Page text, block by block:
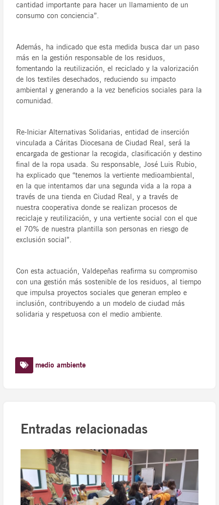
cantidad importante para hacer un llamamiento de un
consumo con conciencia”.
Además, ha indicado que esta medida busca dar un paso
más en la gestión responsable de los residuos,
fomentando la reutilización, el reciclado y la valorización
de los textiles desechados, reduciendo su impacto
ambiental y generando a la vez beneficios sociales para la
comunidad.
Re-Iniciar Alternativas Solidarias, entidad de inserción
vinculada a Cáritas Diocesana de Ciudad Real, será la
encargada de gestionar la recogida, clasificación y destino
final de la ropa usada. Su responsable, José Luis Rubio,
ha explicado que “tenemos la vertiente medioambiental,
en la que intentamos dar una segunda vida a la ropa a
través de una tienda en Ciudad Real, y a través de
nuestra cooperativa donde se realizan procesos de
reciclaje y reutilización, y una vertiente social con el que
el 70% de nuestra plantilla son personas en riesgo de
exclusión social”.
Con esta actuación, Valdepeñas reafirma su compromiso
con una gestión más sostenible de los residuos, al tiempo
que impulsa proyectos sociales que generan empleo e
inclusión, contribuyendo a un modelo de ciudad más
solidaria y respetuosa con el medio ambiente.
medio ambiente
Entradas relacionadas